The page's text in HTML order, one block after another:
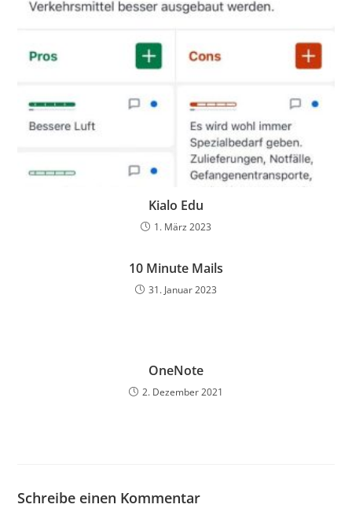
Kialo Edu
1. März 2023
10 Minute Mails
31. Januar 2023
OneNote
2. Dezember 2021
Schreibe einen Kommentar